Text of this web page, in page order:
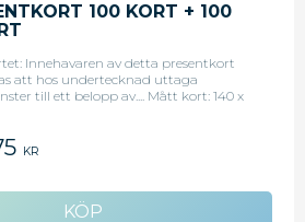
100 KORT + 100
Innehavaren av detta presentkort
att hos undertecknad uttaga
till ett belopp av.... Mått kort: 140 x
KR